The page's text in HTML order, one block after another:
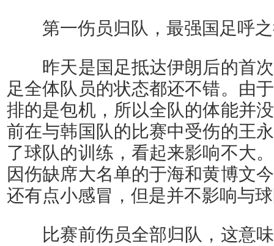
第一伤员归队，最强国足呼之
昨天是国足抵达伊朗后的首次
足全体队员的状态都还不错。由
排的是包机，所以全队的体能并
前在与韩国队的比赛中受伤的王
了球队的训练，看起来影响不大
因伤缺席大名单的于海和黄博文
还有点小感冒，但是并不影响与
比赛前伤员全部归队，这意味